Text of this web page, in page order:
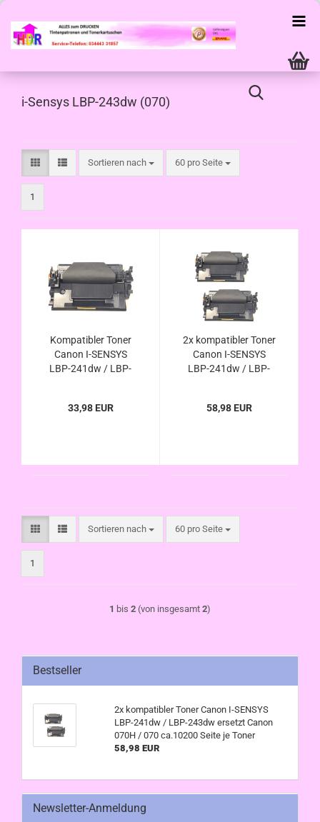
i-Sensys LBP-243dw (070)
Sortieren nach
Sortieren nach 60 pro Seite
pro Seite
1
Kompatibler Toner
Canon I-SENSYS
LBP-241dw / LBP-
Seiten
33,98 EUR
2x kompatibler Toner
Canon I-SENSYS
LBP-241dw / LBP-
Seite je Toner
58,98 EUR
Sortieren nach
Sortieren nach 60 pro Seite
pro Seite
1
1 bis 2 (von insgesamt 2)
Bestseller
2x kompatibler Toner Canon I-SENSYS
LBP-241dw / LBP-243dw ersetzt Canon
070H / 070 ca.10200 Seite je Toner
58,98 EUR
Newsletter-Anmeldung